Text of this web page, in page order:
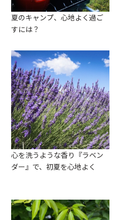
夏のキャンプ、心地よく過ご
すには？
心を洗うような香り『ラベン
ダー』で、初夏を心地よく